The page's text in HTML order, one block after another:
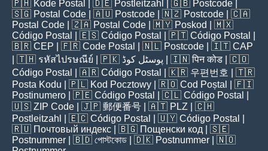
🇵🇭 Kode Postal | 🇩🇪 Postleitzahl | 🇬🇧 Postcode
🇸🇬 Postal Code | 🇦🇺 Postcode | 🇳🇿 Postcode | 🇨🇦
Postal Code | 🇿🇦 Postal Code | 🇲🇾 Poskod
| 🇲🇽
Código Postal
| 🇪🇸 Código Postal | 🇵🇹 Código Postal
🇧🇷 CEP | 🇫🇷 Code Postal | 🇳🇱 Postcode | 🇮🇹 CAP
| 🇹🇭 รหัสไปรษณีย์ | 🇵🇰 پوسٹل کوڈ | 🇮🇳पिन कोड | 🇨🇴
Código Postal
| 🇦🇷 Código Postal | 🇰🇷 우편번호
| 🇹🇷
Posta Kodu | 🇵🇱 Kod Pocztowy | 🇷🇴 Cod Poștal
| 🇫🇮
Postinumero | 🇵🇪 Código Postal | 🇨🇱 Código Postal
🇺🇸 ZIP Code | 🇯🇵 郵便番号 | 🇦🇹 PLZ | 🇨🇭
Postleitzahl
| 🇪🇨 Código Postal | 🇺🇾 Código Postal
🇷🇺 Почтовый индекс | 🇧🇬 Пощенски код | 🇸🇪
Postnummer | 🇧🇩 পোস্টকোড | 🇩🇰 Postnummer | 🇳🇴